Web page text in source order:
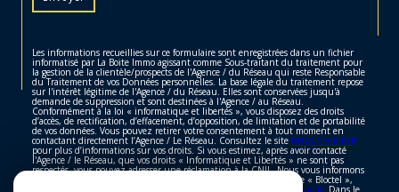
Les informations recueillies sur ce formulaire sont enregistrées dans un fichier
informatisé par La Boite Immo agissant comme Sous-traitant du traitement pour
la gestion de la clientèle/prospects de l'Agence / du Réseau qui reste Responsable
du Traitement de vos Données personnelles. La base légale du traitement repose
sur l'intérêt légitime de l'Agence / du Réseau. Elles sont conservées jusqu'à
demande de suppression et sont destinées à l'Agence / au Réseau.
Conformément à la loi « informatique et libertés », vous disposez des droits
d’accès, de rectification, d’effacement, d’opposition, de limitation et de portabilité
de vos données. Vous pouvez retirer votre consentement à tout moment en
contactant directement l’Agence / Le Réseau. Consultez le sitehttps://cnil.fr/fr
pour plus d’informations sur vos droits. Si vous estimez, après avoir contacté
l'Agence / le Réseau, que vos droits « Informatique et Libertés » ne sont pas
respectés, vous pouvez adresser une réclamation à la CNIL. Nous vous informons
de l’existence de la liste d'opposition au démarchage téléphonique « Bloctel »,
https://www.bloctel.gouv.fr. Dans le